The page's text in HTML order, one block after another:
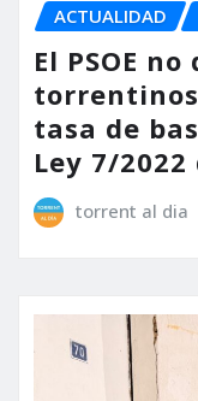
ACTUALIDAD
El PSOE
tasa de
Ley 7/2022
torrent al dia